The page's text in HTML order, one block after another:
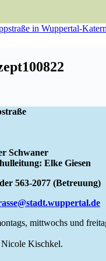
Schwaner
Elke Giesen
563-2077 (Betreuung)
mittwochs und
Kischkel.